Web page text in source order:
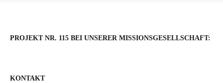
PROJEKT NR. 115 BEI UNSERER MISSIONSGESELLSCHAFT:
KONTAKT